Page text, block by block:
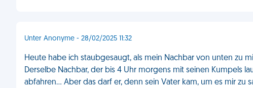
Unter Anonyme - 28/02/2025 11:32
Heute habe ich staubgesaugt, als mein Nachbar von unten zu
Derselbe Nachbar, der bis 4 Uhr morgens mit seinen Kumpels
abfahren... Aber das darf er, denn sein Vater kam, um es mir zu